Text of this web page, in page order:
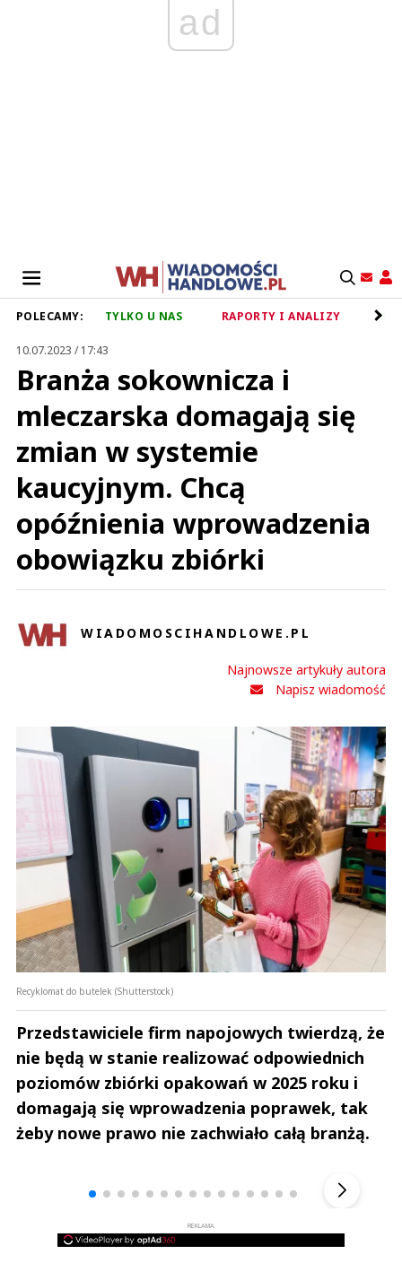
ad
POLECAMY: TYLKO U NAS RAPORTY I ANALIZY
10.07.2023 / 17:43
Branża sokownicza i
mleczarska domagają się
zmian w systemie
kaucyjnym. Chcą
opóźnienia wprowadzenia
obowiązku zbiórki
WIADOMOSCIHANDLOWE.PL
Najnowsze artykuły autora
Napisz wiadomość
Recyklomat do butelek (Shutterstock)
Przedstawiciele firm napojowych twierdzą, że
nie będą w stanie realizować odpowiednich
poziomów zbiórki opakowań w 2025 roku i
domagają się wprowadzenia poprawek, tak
żeby nowe prawo nie zachwiało całą branżą.
REKLAMA